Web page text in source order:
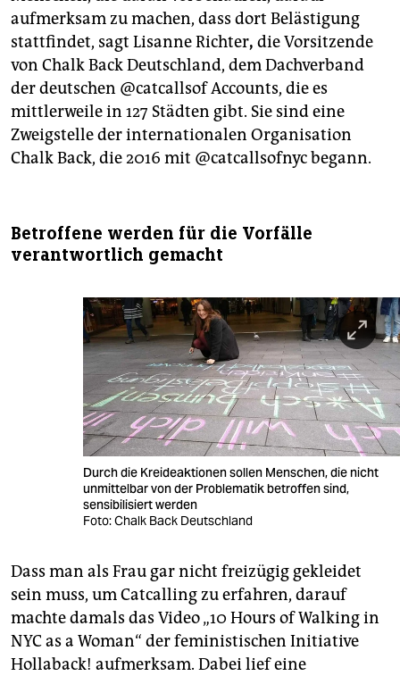
aufmerksam zu machen, dass dort Belästigung
stattfindet, sagt Lisanne Richter, die Vorsitzende
von Chalk Back Deutschland, dem Dachverband
der deutschen @catcallsof Accounts, die es
mittlerweile in 127 Städten gibt. Sie sind eine
Zweigstelle der internationalen Organisation
Chalk Back, die 2016 mit @catcallsofnyc begann.
Betroffene werden für die Vorfälle
verantwortlich gemacht
Durch die Kreideaktionen sollen Menschen, die nicht
unmittelbar von der Problematik betroffen sind,
sensibilisiert werden
Foto: Chalk Back Deutschland
Dass man als Frau gar nicht freizügig gekleidet
sein muss, um Catcalling zu erfahren, darauf
machte damals das Video „10 Hours of Walking in
NYC as a Woman“ der feministischen Initiative
Hollaback! aufmerksam. Dabei lief eine